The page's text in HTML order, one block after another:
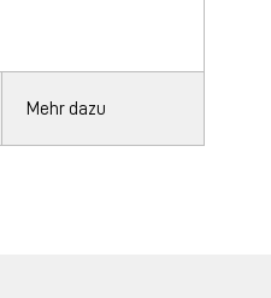
Mehr dazu